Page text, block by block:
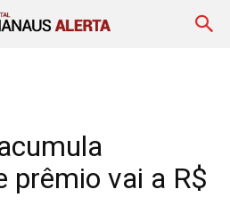
prêmio vai a R$